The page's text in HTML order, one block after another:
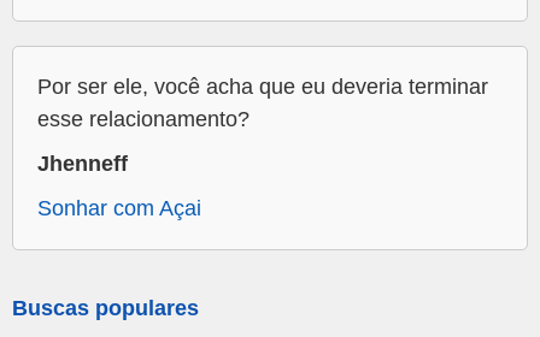
Por ser ele, você acha que eu deveria terminar
esse relacionamento?
Jhenneff
Sonhar com Açai
Buscas populares